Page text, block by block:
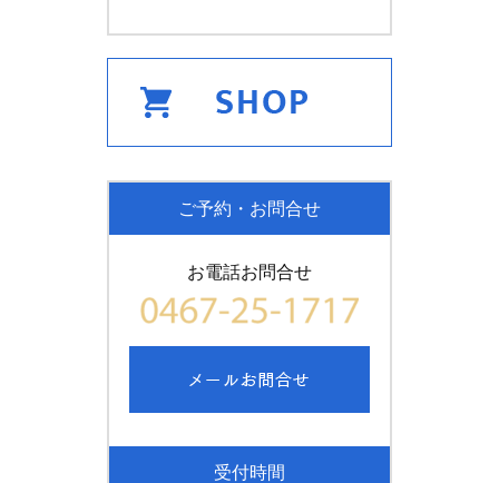
ご予約・お問合せ
お電話お問合せ
受付時間